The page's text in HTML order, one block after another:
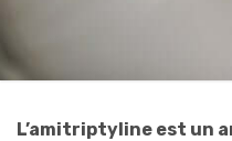
L’amitriptyline est un